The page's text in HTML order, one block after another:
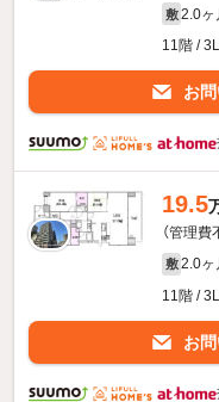
敷 2.0ヶ
11階 /
お
19.5
（管理費
敷 2.0ヶ
11階 /
お